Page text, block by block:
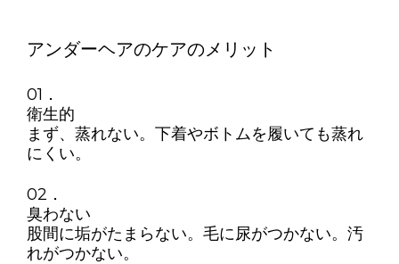
アンダーヘアのケアのメリット
01．
衛生的
まず、蒸れない。下着やボトムを履いても蒸れ
にくい。
02．
臭わない
股間に垢がたまらない。毛に尿がつかない。汚
れがつかない。